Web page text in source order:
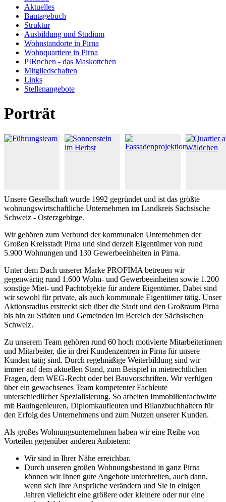
Aktuelles
Bautagebuch
Struktur
Ausbildung und Studium
Wohnstandorte in Pirna
Wohnquartiere in Pirna
PIRnchen - das Maskottchen
Mitgliedschaften
Links
Stellenangebote
Porträt
Unsere Gesellschaft wurde 1992 gegründet und ist das größte
wohnungswirtschaftliche Unternehmen im Landkreis Sächsische
Schweiz - Osterzgebirge.
Wir gehören zum Verbund der kommunalen Unternehmen der
Großen Kreisstadt Pirna und sind derzeit Eigentümer von rund
5.900 Wohnungen und 130 Gewerbeeinheiten in Pirna.
Unter dem Dach unserer Marke PROFIMA betreuen wir
gegenwärtig rund 1.600 Wohn- und Gewerbeeinheiten sowie 1.200
sonstige Miet- und Pachtobjekte für andere Eigentümer. Dabei sind
wir sowohl für private, als auch kommunale Eigentümer tätig. Unser
Aktionsradius erstreckt sich über die Stadt und den Großraum Pirna
bis hin zu Städten und Gemeinden im Bereich der Sächsischen
Schweiz.
Zu unserem Team gehören rund 60 hoch motivierte Mitarbeiterinnen
und Mitarbeiter, die in drei Kundenzentren in Pirna für unsere
Kunden tätig sind. Durch regelmäßige Weiterbildung sind wir
immer auf dem aktuellen Stand, zum Beispiel in mietrechtlichen
Fragen, dem WEG-Recht oder bei Bauvorschriften. Wir verfügen
über ein gewachsenes Team kompetenter Fachleute
unterschiedlicher Spezialisierung. So arbeiten Immobilienfachwirte
mit Bauingenieuren, Diplomkaufleuten und Bilanzbuchhaltern für
den Erfolg des Unternehmens und zum Nutzen unserer Kunden.
Als großes Wohnungsunternehmen haben wir eine Reihe von
Vorteilen gegenüber anderen Anbietern:
Wir sind in Ihrer Nähe erreichbar.
Durch unseren großen Wohnungsbestand in ganz Pirna
können wir Ihnen gute Angebote unterbreiten, auch dann,
wenn sich Ihre Ansprüche verändern und Sie in einigen
Jahren vielleicht eine größere oder kleinere oder nur eine